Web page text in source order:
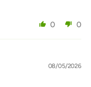
0 0
08/05/2026